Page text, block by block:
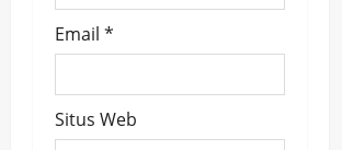
Email *
Situs Web